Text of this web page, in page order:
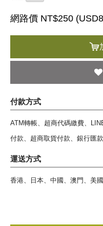
網路價 NT$250 (USD
付款方式
ATM轉帳、超商代碼繳費、
付款、超商取貨付款、銀行匯款
運送方式
香港、日本、中國、澳門、美